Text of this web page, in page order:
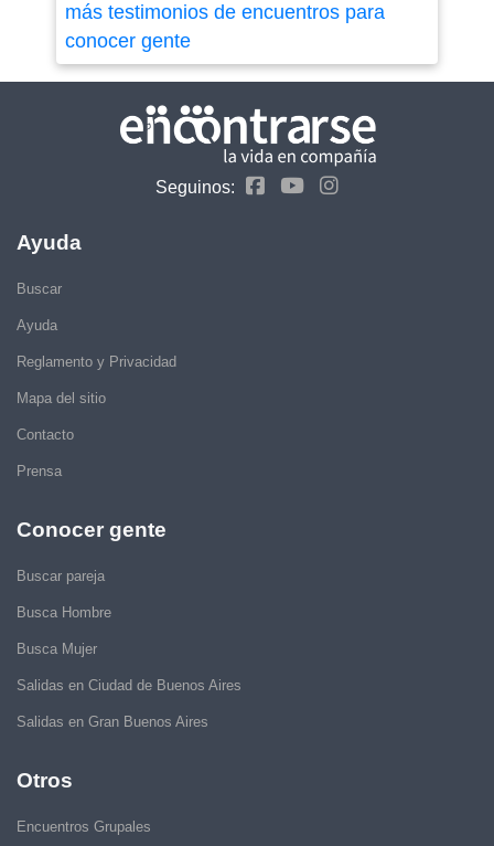
más testimonios de encuentros para
conocer gente
Seguinos:
Ayuda
Buscar
Ayuda
Reglamento y Privacidad
Mapa del sitio
Contacto
Prensa
Conocer gente
Buscar pareja
Busca Hombre
Busca Mujer
Salidas en Ciudad de Buenos Aires
Salidas en Gran Buenos Aires
Otros
Encuentros Grupales